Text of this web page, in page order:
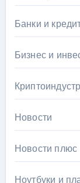
Банки и
Бизнес и
Новости
Новости плюс
Ноутбуки и